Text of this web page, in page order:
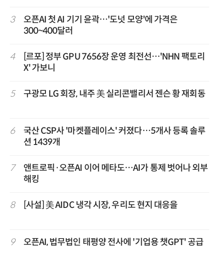
3
오픈AI 첫 AI 기기 윤곽…'도넛 모양'에 가격은
300~400달러
4
[르포] 정부 GPU 7656장 운영 최전선…'NHN 팩토리
X' 가보니
5 구광모 LG 회장, 내주 美 실리콘밸리서 젠슨 황 재회동
6
국산 CSP사 '마켓플레이스' 커졌다…5개사 등록 솔루
션 1439개
7
앤트로픽·오픈AI 이어 메타도…AI가 통제 벗어나 외부
해킹
8 [사설] 美 AIDC 냉각 시장, 우리도 현지 대응을
9 오픈AI, 법무법인 태평양 전사에 '기업용 챗GPT' 공급